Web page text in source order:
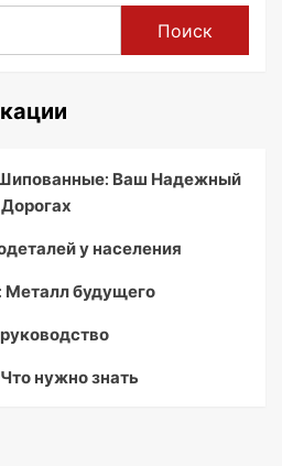
Поиск
Ваш Надежный
у населения
будущего
нужно знать